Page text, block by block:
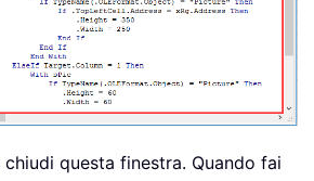
sPic
.ScreenUpdating
questa finestra. Quando fai